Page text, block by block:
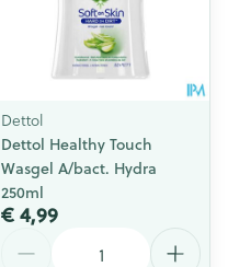
Dettol
Dettol Healthy Touch
Wasgel A/bact. Hydra
250ml
€ 4,99